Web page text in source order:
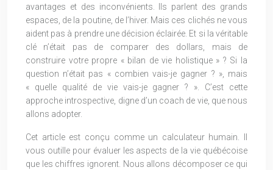
avantages et des inconvénients. Ils parlent des grands
espaces, de la poutine, de l’hiver. Mais ces clichés ne vous
aident pas à prendre une décision éclairée. Et si la véritable
clé n’était pas de comparer des dollars, mais de
construire votre propre « bilan de vie holistique » ? Si la
question n’était pas « combien vais-je gagner ? », mais
« quelle qualité de vie vais-je gagner ? ». C’est cette
approche introspective, digne d’un coach de vie, que nous
allons adopter.
Cet article est conçu comme un calculateur humain. Il
vous outille pour évaluer les aspects de la vie québécoise
que les chiffres ignorent. Nous allons décomposer ce qui